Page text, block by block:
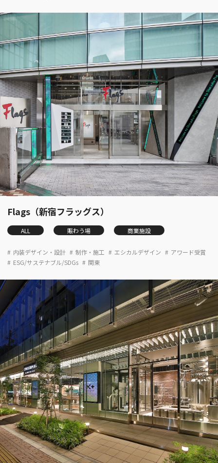
Flags（新宿フラッグス）
ALL 賑わう場 商業施設
内装デザイン・設計 制作・施工 エシカルデザイン
アワード受賞
ESG/サステナブル/SDGs
関東